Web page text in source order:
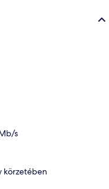
s
körzetében